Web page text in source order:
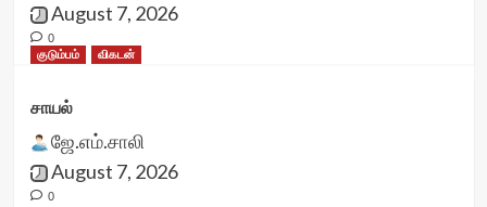
August 7, 2026
0
குடும்பம்
விகடன்
சாயல்
ஜே.எம்.சாலி
August 7, 2026
0